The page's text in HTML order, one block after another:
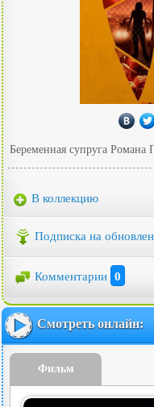
Беременная супруга Романа
В коллекцию
Подписка на
Комментарии 0
Смотреть онлайн:
Фильм